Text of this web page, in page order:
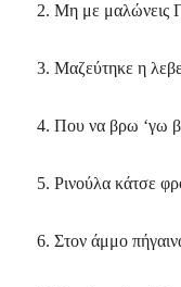
2. Mη με μαλώνεις
3. Mαζεύτηκε η
4. Που να βρω ‘γω
5. Pινούλα κάτσε
6. Στον άμμο